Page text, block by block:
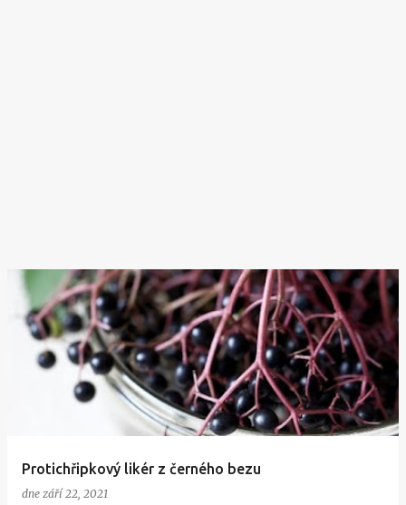
Protichřipkový likér z černého bezu
dne září 22, 2021